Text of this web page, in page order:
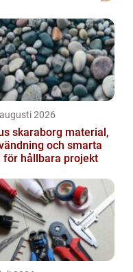
2026
skaraborg material,
och smarta
för hållbara projekt